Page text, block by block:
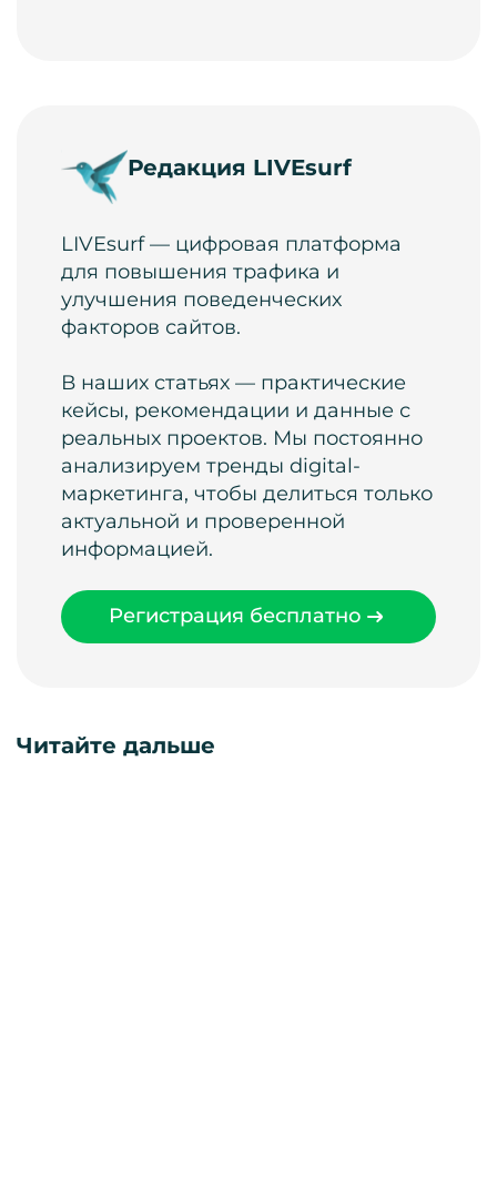
Редакция LIVEsurf
LIVEsurf — цифровая платформа
для повышения трафика и
улучшения поведенческих
факторов сайтов.
В наших статьях — практические
кейсы, рекомендации и данные с
реальных проектов. Мы постоянно
анализируем тренды digital-
маркетинга, чтобы делиться только
актуальной и проверенной
информацией.
Регистрация бесплатно
Читайте дальше